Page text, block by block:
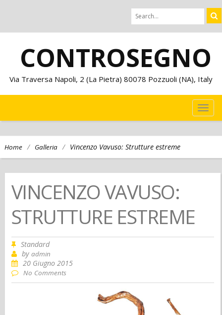
CONTROSEGNO
Via Traversa Napoli, 2 (La Pietra) 80078 Pozzuoli (NA), Italy
Home / Galleria / Vincenzo Vavuso: Strutture estreme
VINCENZO VAVUSO:
STRUTTURE ESTREME
Standard
byadmin
20 Giugno 2015
No Comments